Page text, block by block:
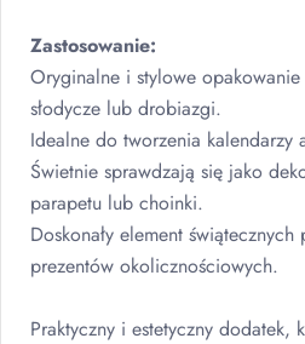
Zastosowanie:
Oryginalne i stylowe
słodycze lub drobiazgi.
Idealne do tworzenia kalendarzy
Świetnie sprawdzają się jako
parapetu lub choinki.
Doskonały element
prezentów okolicznościowych.
Praktyczny i estetyczny dodatek,